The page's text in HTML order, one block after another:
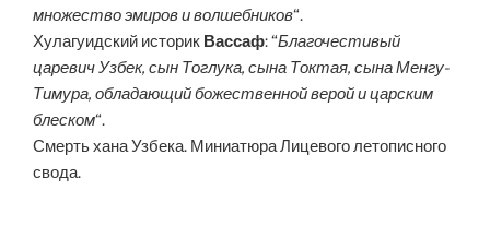
множество эмиров и волшебников“.
Хулагуидский историк Вассаф: “Благочестивый
царевич Узбек, сын Тоглука, сына Токтая, сына Менгу-
Тимура, обладающий божественной верой и царским
блеском“.
Смерть хана Узбека. Миниатюра Лицевого летописного
свода.